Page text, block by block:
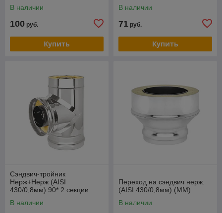
В наличии
100 руб.
Купить
В наличии
71 руб.
Купить
Сэндвич-тройник
Нерж+Нерж (AISI
430/0,8мм) 90* 2 секции
В наличии
Переход на сэндвич нерж.
(AISI 430/0,8мм) (ММ)
В наличии